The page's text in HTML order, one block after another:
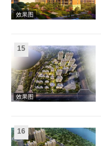
实景图
15
16